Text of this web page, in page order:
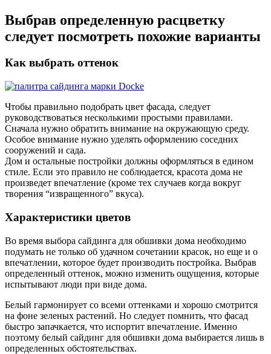
Выбрав определенную расцветку
следует посмотреть похожие варианты
Как выбрать оттенок
Чтобы правильно подобрать цвет фасада, следует
руководствоваться несколькими простыми правилами.
Сначала нужно обратить внимание на окружающую среду.
Особое внимание нужно уделять оформлению соседних
сооружений и сада.
Дом и остальные постройки должны оформляться в едином
стиле. Если это правило не соблюдается, красота дома не
произведет впечатление (кроме тех случаев когда вокруг
творения “извращенного” вкуса).
Характеристики цветов
Во время выбора сайдинга для обшивки дома необходимо
подумать не только об удачном сочетании красок, но еще и о
впечатлении, которое будет производить постройка. Выбрав
определенный оттенок, можно изменить ощущения, которые
испытывают люди при виде дома.
Белый гармонирует со всеми оттенками и хорошо смотрится
на фоне зеленых растений. Но следует помнить, что фасад
быстро запачкается, что испортит впечатление. Именно
поэтому белый сайдинг для обшивки дома выбирается лишь в
определенных обстоятельствах.